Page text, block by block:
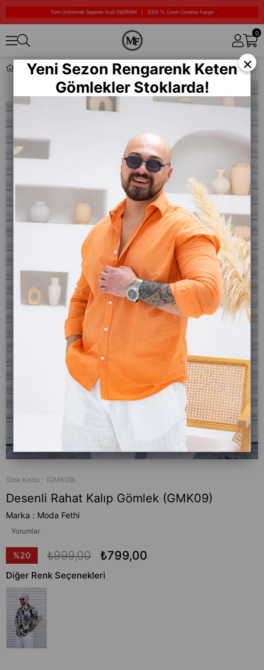
0
Desenli Rahat Kalıp Gömlek (GMK09)
Stok Kodu (GMK09)
Desenli Rahat Kalıp Gömlek (GMK09)
Marka : Moda Fethi
Yorumlar
%20
İndirim
₺999,00 ₺799,00
Diğer Renk Seçenekleri
Tükendi
×
Yeni Sezon Rengarenk Keten
Gömlekler Stoklarda!